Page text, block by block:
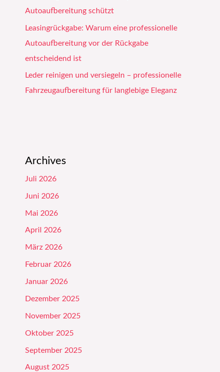
Autoaufbereitung schützt
Leasingrückgabe: Warum eine professionelle
Autoaufbereitung vor der Rückgabe
entscheidend ist
Leder reinigen und versiegeln – professionelle
Fahrzeugaufbereitung für langlebige Eleganz
Archives
Juli 2026
Juni 2026
Mai 2026
April 2026
März 2026
Februar 2026
Januar 2026
Dezember 2025
November 2025
Oktober 2025
September 2025
August 2025